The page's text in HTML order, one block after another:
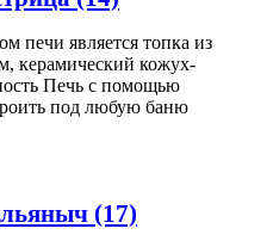
печи является топка из
керамический кожух-
Печь с помощью
под любую баню
(17)